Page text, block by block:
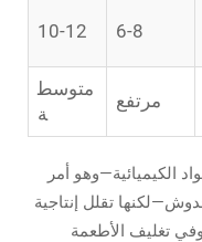
6-8
10-12
مرتفع
متوسط
ة
الكيميائية—وهو أمر
تقلل إنتاجية
تتراوح بين 15 إلى 20%. وفي تغليف الأطعمة